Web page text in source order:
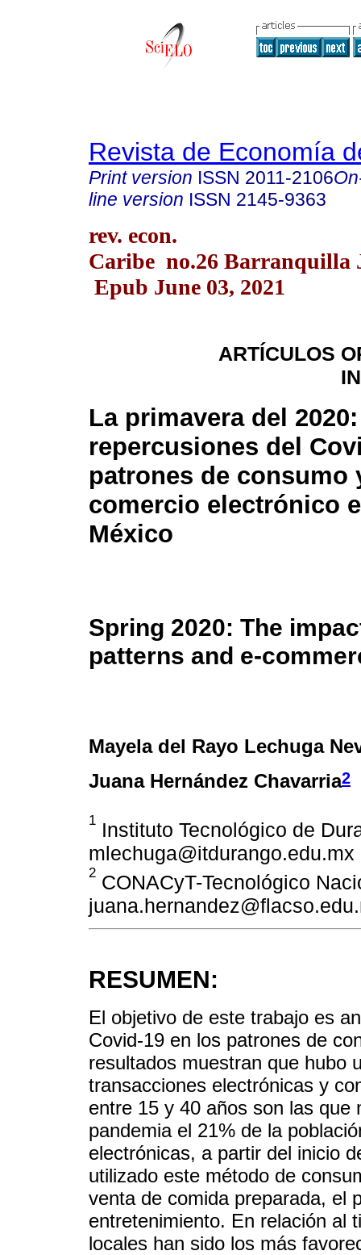
Revista de Economía
Print version ISSN 2011-2106
line version ISSN 2145-9363
rev. econ.
Caribe no.26 Barranquilla
Epub June 03, 2021
ARTÍCULOS
La primavera del
repercusiones del
patrones de consumo
comercio electrónico
México
Spring 2020: The
patterns and e-
Mayela del Rayo Lechuga
Juana Hernández Chavarria2
1 Instituto Tecnológico de
mlechuga@itdurango.edu.mx
2 CONACyT-Tecnológico
RESUMEN:
El objetivo de este trabajo es
Covid-19 en los patrones de
resultados muestran que hubo
transacciones electrónicas y
entre 15 y 40 años son las que
pandemia el 21% de la
electrónicas, a partir del inicio
utilizado este método de
venta de comida preparada, el
entretenimiento. En relación al
locales han sido los más